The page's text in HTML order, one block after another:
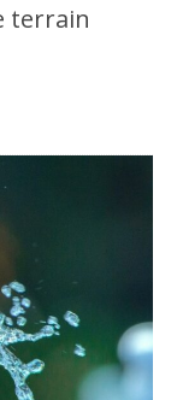
terrain